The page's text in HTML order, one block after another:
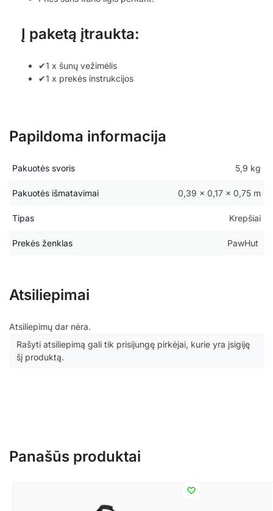
Į paketą įtraukta:
✔1 x šunų vežimėlis
✔1 x prekės instrukcijos
Papildoma informacija
Pakuotės svoris 5,9 kg
Pakuotės išmatavimai 0,39 × 0,17 × 0,75 m
Tipas Krepšiai
Prekės ženklas PawHut
Atsiliepimai
Atsiliepimų dar nėra.
Rašyti atsiliepimą gali tik prisijungę pirkėjai, kurie yra įsigiję
šį produktą.
Panašūs produktai